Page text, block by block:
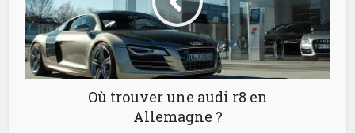
Où trouver une audi r8 en
Allemagne ?